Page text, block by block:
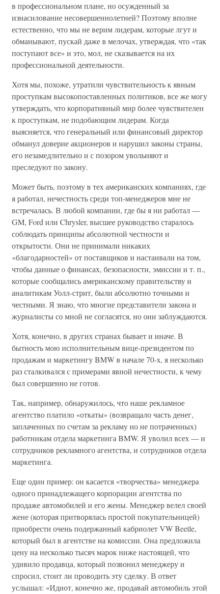
в профессиональном плане, но осужденный за
изнасилование несовершеннолетней? Поэтому вполне
естественно, что мы не верим лидерам, которые лгут и
обманывают, пускай даже в мелочах, утверждая, что «так
поступают все» и это, мол, не сказывается на их
профессиональной деятельности.
Хотя мы, похоже, утратили чувствительность к явным
проступкам высокопоставленных политиков, все же могу
утверждать, что корпоративный мир более чувствителен
к проступкам, не подобающим лидерам. Когда
выясняется, что генеральный или финансовый директор
обманул доверие акционеров и нарушил законы страны,
его незамедлительно и с позором увольняют и
преследуют по закону.
Может быть, поэтому в тех американских компаниях, где
я работал, нечестность среди топ-менеджеров мне не
встречалась. В любой компании, где бы я ни работал —
GM, Ford или Chrysler, высшее руководство старалось
соблюдать принципы абсолютной честности и
открытости. Они не принимали никаких
«благодарностей» от поставщиков и настаивали на том,
чтобы данные о финансах, безопасности, эмиссии и т. п.,
которые сообщались американскому правительству и
аналитикам Уолл-стрит, были абсолютно точными и
честными. Я знаю, что многие представители закона и
журналисты со мной не согласятся, но они заблуждаются.
Хотя, конечно, в других странах бывает и иначе. В
бытность мою исполнительным вице-президентом по
продажам и маркетингу BMW в начале 70-х, я несколько
раз сталкивался с примерами явной нечестности, к чему
был совершенно не готов.
Так, например, обнаружилось, что наше рекламное
агентство платило «откаты» (возвращало часть денег,
заплаченных по счетам за рекламу но не потраченных)
работникам отдела маркетинга BMW. Я уволил всех — и
сотрудников рекламного агентства, и сотрудников отдела
маркетинга.
Еще один пример: он касается «творчества» менеджера
одного принадлежащего корпорации агентства по
продаже автомобилей и его жены. Менеджер велел своей
жене (которая притворялась простой покупательницей)
приобрести очень подержанный кабриолет VW Beetle,
который был в агентстве на комиссии. Она предложила
цену на несколько тысяч марок ниже настоящей, что
удивило продавца, который позвонил менеджеру и
спросил, стоит ли проводить эту сделку. В ответ
услышал: «Идиот, конечно же, продавай автомобиль этой